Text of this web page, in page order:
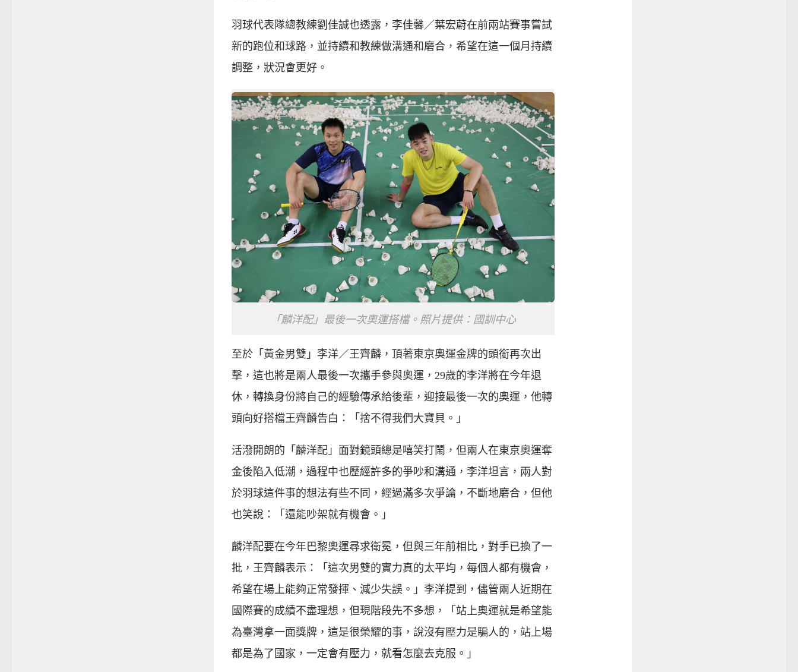
羽球代表隊總教練劉佳誠也透露，李佳馨／葉宏蔚在前兩站賽事嘗試
新的跑位和球路，並持續和教練做溝通和磨合，希望在這一個月持續
調整，狀況會更好。
「麟洋配」最後一次奧運搭檔。照片提供：國訓中心
至於「黃金男雙」李洋／王齊麟，頂著東京奧運金牌的頭銜再次出
擊，這也將是兩人最後一次攜手參與奧運，29歲的李洋將在今年退
休，轉換身份將自己的經驗傳承給後輩，迎接最後一次的奧運，他轉
頭向好搭檔王齊麟告白：「捨不得我們大寶貝。」
活潑開朗的「麟洋配」面對鏡頭總是嘻笑打鬧，但兩人在東京奧運奪
金後陷入低潮，過程中也歷經許多的爭吵和溝通，李洋坦言，兩人對
於羽球這件事的想法有些不同，經過滿多次爭論，不斷地磨合，但他
也笑說：「還能吵架就有機會。」
麟洋配要在今年巴黎奧運尋求衛冕，但與三年前相比，對手已換了一
批，王齊麟表示：「這次男雙的實力真的太平均，每個人都有機會，
希望在場上能夠正常發揮、減少失誤。」李洋提到，儘管兩人近期在
國際賽的成績不盡理想，但現階段先不多想，「站上奧運就是希望能
為臺灣拿一面獎牌，這是很榮耀的事，說沒有壓力是騙人的，站上場
都是為了國家，一定會有壓力，就看怎麼去克服。」